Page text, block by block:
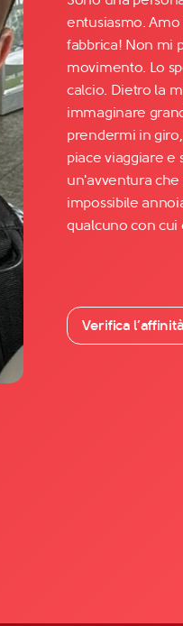
Facebook
YouTube
Instagram
TikTok
entusiasmo.
fabbrica! Non mi
movimento. Lo
calcio. Dietro la
immaginare
prendermi in
piace viaggiare e
un'avventura
impossibile
qualcuno con cui
Verifica l’affinità